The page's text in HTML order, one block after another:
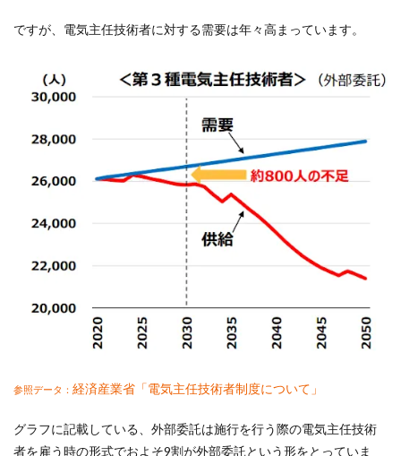
ですが、電気主任技術者に対する需要は年々高まっています。
参照データ： 経済産業省「電気主任技術者制度について」
グラフに記載している、外部委託は施行を行う際の電気主任技術
者を雇う時の形式でおよそ9割が外部委託という形をとっていま